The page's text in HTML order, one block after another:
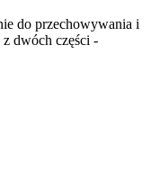
do przechowywania i
dwóch części -